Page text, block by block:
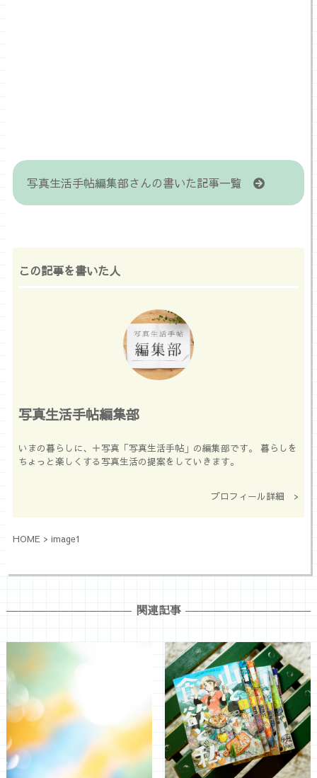
写真生活手帖編集部さんの書いた記事一覧
この記事を書いた人
写真生活手帖編集部
いまの暮らしに、＋写真「写真生活手帖」の編集部です。 暮らしを
ちょっと楽しくする写真生活の提案をしていきます。
プロフィール詳細 >
HOME> image1
関連記事